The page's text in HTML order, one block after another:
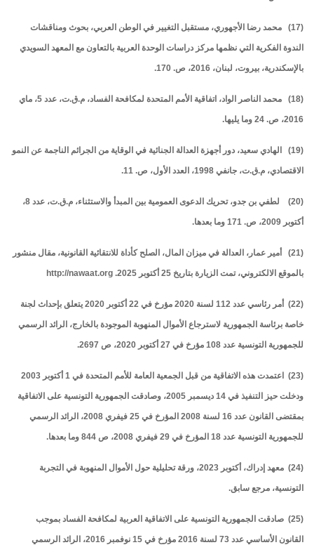
(17) محمد رضا الأجهوري، مستقبل التغيير في الوطن العربي، بحوث ومناقشات
الندوة الفكرية التي نظمها مركز دراسات الوحدة العربية بالتعاون مع المعهد السويدي
بالإسكندرية، بيروت، لبنان، 2016، ص. 170.
(18) محمد الناصر الواد، اتفاقية الأمم المتحدة لمكافحة الفساد، م.ق.ت، عدد 5، ماي
2016، ص. 24 وما يليها.
(19) الهادي سعيد، دور أجهزة العدالة الجنائية في الوقاية من الجرائم الناجمة عن النمو
الاقتصادي، م.ق.ت، جانفي 1998، العدد الأول، ص. 11.
(20) لطفي بن جدو، تحريك الدعوى العمومية بين المبدأ والاستثناء، م.ق.ت، عدد 8،
أكتوبر 2009، ص. 171 وما بعدها.
(21) أمير عمار، العدالة في ميزان المال، الصلح كأداة للانتقائية القانونية، مقال منشور
بالموقع الالكتروني، تمت الزيارة بتاريخ 25 أكتوبر 2025. http://nawaat.org
(22) أمر رئاسي عدد 112 لسنة 2020 مؤرخ في 22 أكتوبر 2020 يتعلق بإحداث لجنة
خاصة برئاسة الجمهورية لاسترجاع الأموال المنهوبة الموجودة بالخارج، الرائد الرسمي
للجمهورية التونسية عدد 108 مؤرخ في 27 أكتوبر 2020، ص 2697.
(23) اعتمدت هذه الاتفاقية من قبل الجمعية العامة للأمم المتحدة في 1 أكتوبر 2003
ودخلت حيز التنفيذ في 14 ديسمبر 2005، وصادقت الجمهورية التونسية على الاتفاقية
بمقتضى القانون عدد 16 لسنة 2008 المؤرخ في 25 فيفري 2008، الرائد الرسمي
للجمهورية التونسية عدد 18 المؤرخ في 29 فيفري 2008، ص 844 وما بعدها.
(24) معهد إدراك، أكتوبر 2023، ورقة تحليلية حول الأموال المنهوبة في التجربة
التونسية، مرجع سابق.
(25) صادقت الجمهورية التونسية على الاتفاقية العربية لمكافحة الفساد بموجب
القانون الأساسي عدد 73 لسنة 2016 مؤرخ في 15 نوفمبر 2016، الرائد الرسمي